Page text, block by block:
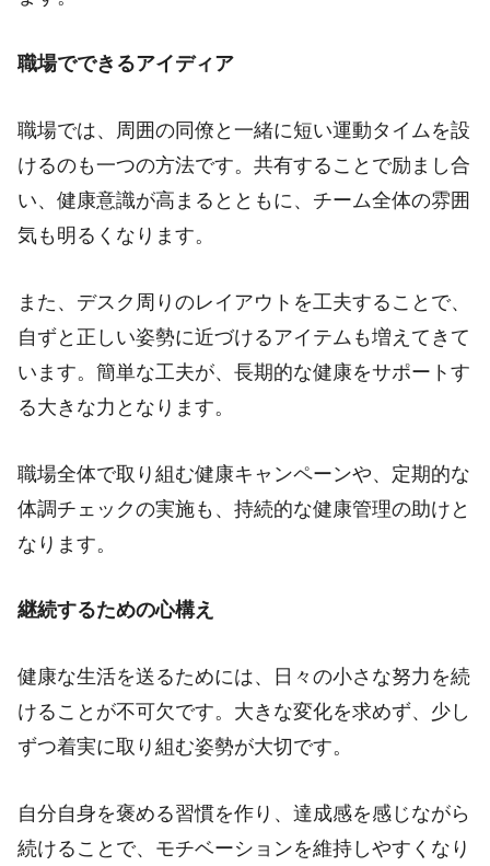
職場でできるアイディア
職場では、周囲の同僚と一緒に短い運動タイムを設
けるのも一つの方法です。共有することで励まし合
い、健康意識が高まるとともに、チーム全体の雰囲
気も明るくなります。
また、デスク周りのレイアウトを工夫することで、
自ずと正しい姿勢に近づけるアイテムも増えてきて
います。簡単な工夫が、長期的な健康をサポートす
る大きな力となります。
職場全体で取り組む健康キャンペーンや、定期的な
体調チェックの実施も、持続的な健康管理の助けと
なります。
継続するための心構え
健康な生活を送るためには、日々の小さな努力を続
けることが不可欠です。大きな変化を求めず、少し
ずつ着実に取り組む姿勢が大切です。
自分自身を褒める習慣を作り、達成感を感じながら
続けることで、モチベーションを維持しやすくなり